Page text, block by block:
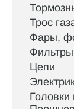
Трос
Фары,
Фильтры
Цепи